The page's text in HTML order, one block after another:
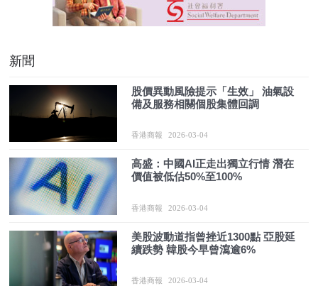
新聞
股價異動風險提示「生效」 油氣設
備及服務相關個股集體回調
香港商報 2026-03-04
高盛：中國AI正走出獨立行情 潛在
價值被低估50%至100%
香港商報 2026-03-04
美股波動道指曾挫近1300點 亞股延
續跌勢 韓股今早曾瀉逾6%
香港商報 2026-03-04